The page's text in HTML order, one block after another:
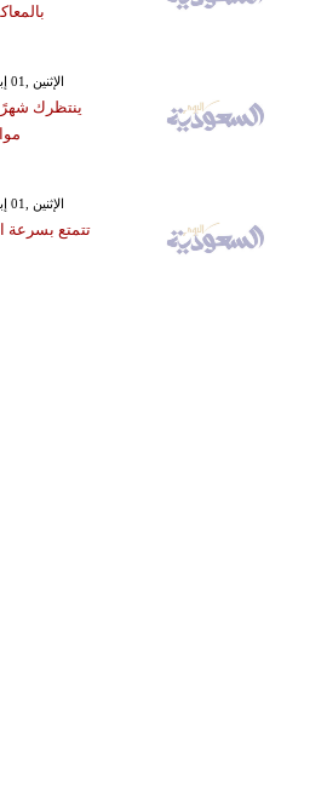
GMT 13:18 2019 الإثنين ,01 إبريل / نيسان
ينتظرك
GMT 13:10 2019 الإثنين ,01 إبريل / نيسان
تتمتع بسرعة